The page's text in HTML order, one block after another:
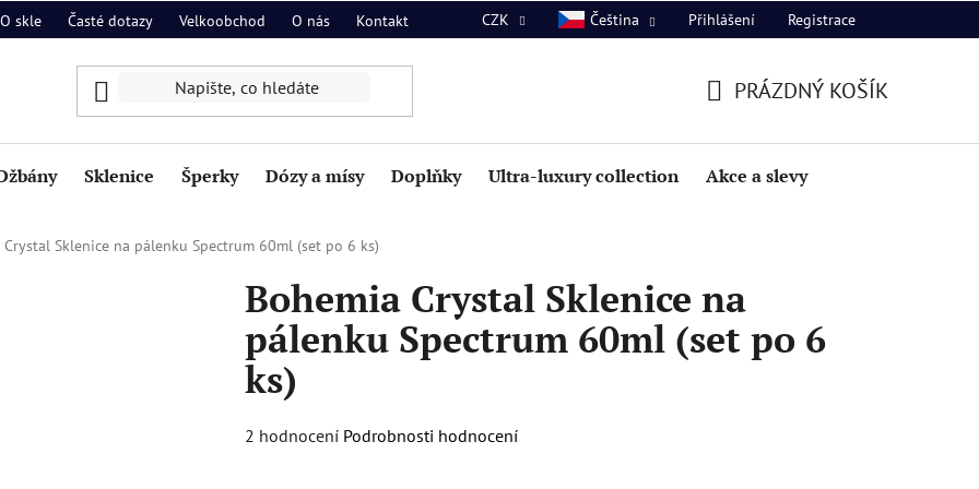
O skle Časté dotazy Velkoobchod O nás Kontakt CZK Čeština Přihlášení Registrace
KOŠÍK
PRÁZDNÝ KOŠÍK
Sklenice Šperky Dózy a mísy Doplňky Ultra-luxury collection Akce a slevy
Crystal Sklenice na pálenku Spectrum 60ml (set po 6 ks)
Bohemia Crystal Sklenice na
pálenku Spectrum 60ml (set po 6
ks)
Průměrné
2 hodnocení Podrobnosti hodnocení